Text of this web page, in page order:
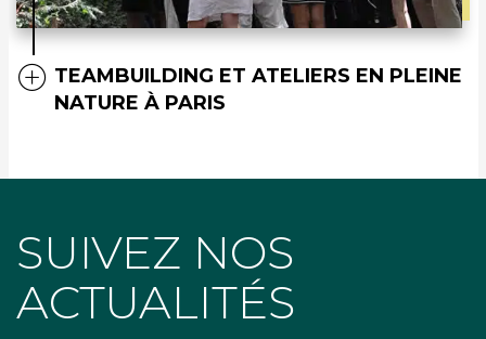
TEAMBUILDING ET ATELIERS EN PLEINE
NATURE À PARIS
SUIVEZ NOS
ACTUALITÉS